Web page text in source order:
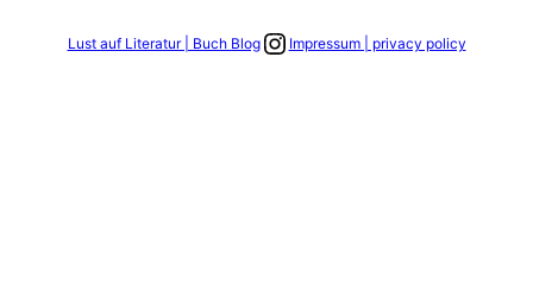
Lust auf Literatur | Buch BlogLink zum Instagram Account
Impressum | privacy policy